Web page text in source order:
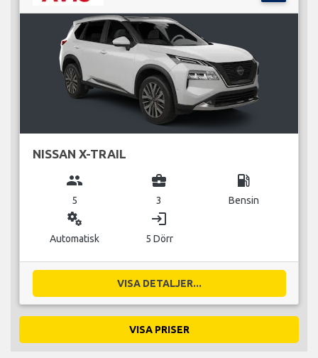
NISSAN X-TRAIL
group
5
business_center
3
local_gas_station
Bensin
miscellaneous_services
Automatisk
login
5 Dörr
VISA DETALJER...
VISA PRISER